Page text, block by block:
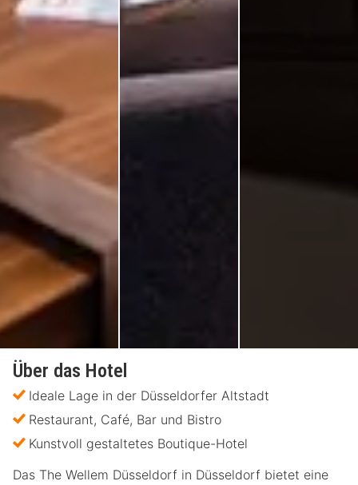
Über das Hotel
Ideale Lage in der Düsseldorfer Altstadt
Restaurant, Café, Bar und Bistro
Kunstvoll gestaltetes Boutique-Hotel
Das The Wellem Düsseldorf in Düsseldorf bietet eine